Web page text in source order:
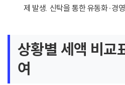
제 발생. 신탁을 통한 유동화·경
상황별 세액 비교
여